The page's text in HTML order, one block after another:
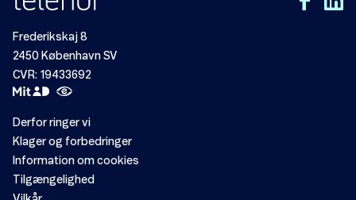
Frederikskaj 8
2450 København SV
CVR: 19433692
Derfor ringer vi
Klager og forbedringer
Information om cookies
Tilgængelighed